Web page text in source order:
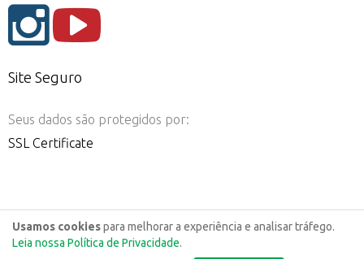
Usamos cookiespara melhorar a experiência e analisar tráfego.
Leia nossa Política de Privacidade.
Site Seguro
Seus dados são protegidos por:
SSL Certificate